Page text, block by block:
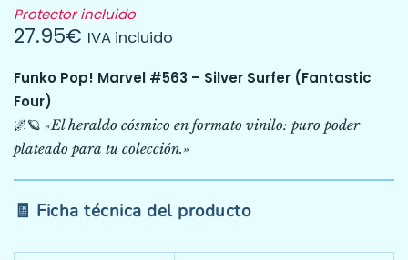
Protector incluido
27.95€ IVA incluido
Funko Pop! Marvel #563 – Silver Surfer (Fantastic
Four)
🌌🪐 «El heraldo cósmico en formato vinilo: puro poder
plateado para tu colección.»
🧾 Ficha técnica del producto